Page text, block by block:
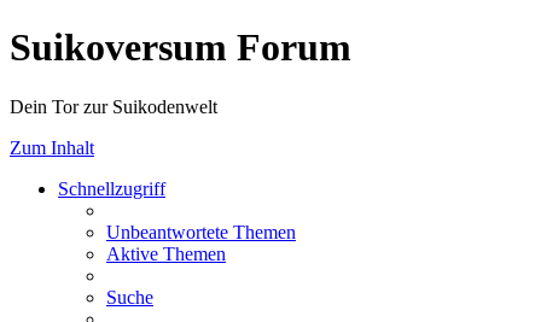
Suikoversum Forum
Dein Tor zur Suikodenwelt
Zum Inhalt
Schnellzugriff
Unbeantwortete Themen
Aktive Themen
Suche